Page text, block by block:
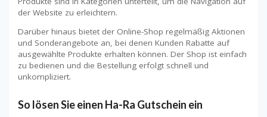
der Website zu erleichtern.
Darüber hinaus bietet der Online-Shop regelmäßig Aktionen
und Sonderangebote an, bei denen Kunden Rabatte auf
ausgewählte Produkte erhalten können. Der Shop ist einfach
zu bedienen und die Bestellung erfolgt schnell und
unkompliziert.
So lösen Sie einen Ha-Ra Gutschein ein